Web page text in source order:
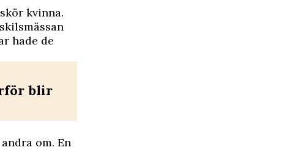
kvinna.
hade de
blir
om. En